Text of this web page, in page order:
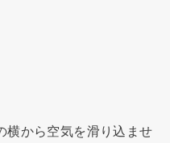
横から空気を滑り込ませ